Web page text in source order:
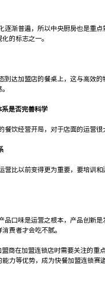
渐普遍，所以中央厨房也是重点
的标志之一。
达加盟店的餐桌上，这与高效
是否完善科学
饮经营开局，对于店面的运营很
比以前变得更为重要，要培训
口味是运营之根本，产品创新
费者才会吃不腻。
商在加盟连锁店时需要关注的重
力等优势，成为快餐加盟连锁赛